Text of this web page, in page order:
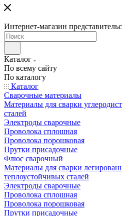
Интернет-магазин
Каталог
По всему сайту
По каталогу
Каталог
Сварочные материалы
Материалы для сварки
сталей
Электроды сварочные
Проволока сплошная
Проволока порошковая
Прутки присадочные
Флюс сварочный
Материалы для сварки
теплоустойчивых сталей
Электроды сварочные
Проволока сплошная
Проволока порошковая
Прутки присадочные